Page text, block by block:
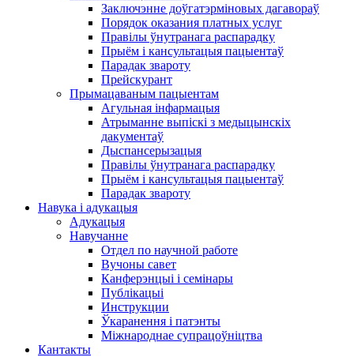
Заключэнне доўгатэрміновых дагавораў
Порядок оказания платных услуг
Правілы ўнутранага распарадку
Прыём і кансультацыя пацыентаў
Парадак звароту
Прейскурант
Прымацаваным пацыентам
Агульная інфармацыя
Атрыманне выпіскі з медыцынскіх
дакументаў
Дыспансерызацыя
Правілы ўнутранага распарадку
Прыём і кансультацыя пацыентаў
Парадак звароту
Навука і адукацыя
Адукацыя
Навучанне
Отдел по научной работе
Вучоны савет
Канферэнцыі і семінары
Публікацыi
Инструкции
Ўкаранення і патэнты
Міжнароднае супрацоўніцтва
Кантакты